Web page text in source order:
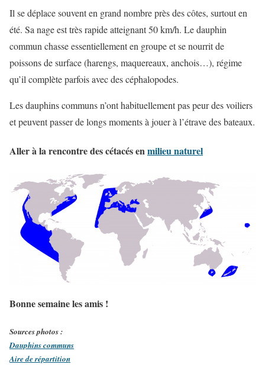
Il se déplace souvent en grand nombre près des côtes, surtout en
été. Sa nage est très rapide atteignant 50 km/h. Le dauphin
commun chasse essentiellement en groupe et se nourrit de
poissons de surface (harengs, maquereaux, anchois…), régime
qu’il complète parfois avec des céphalopodes.
Les dauphins communs n’ont habituellement pas peur des voiliers
et peuvent passer de longs moments à jouer à l’étrave des bateaux.
Aller à la rencontre des cétacés enmilieu naturel
Bonne semaine les amis !
Sources photos :
Dauphins communs
Aire de répartition